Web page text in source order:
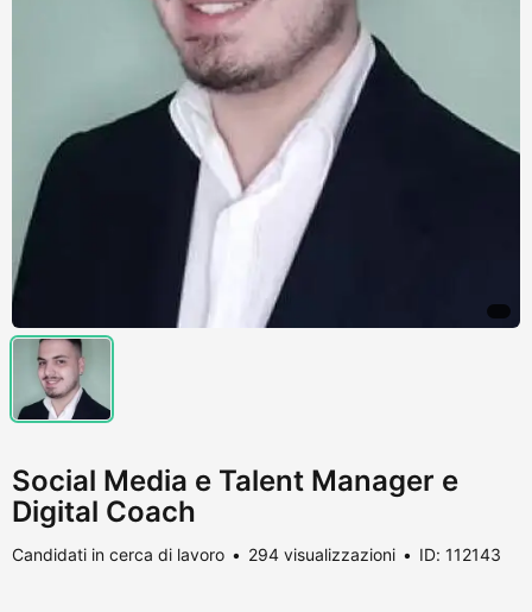
Social Media e Talent Manager e
Digital Coach
Candidati in cerca di lavoro 294 visualizzazioni ID: 112143